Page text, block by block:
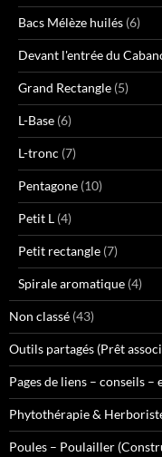
Bacs Mélèze huilés (6)
Devant l'entrée du
Grand Rectangle (5)
L-Base (6)
L-tronc (7)
Pentagone (10)
Petit L (4)
Petit rectangle (7)
Spirale aromatique (4)
Non classé (43)
Outils partagés (Prêt
Pages de liens – conseils –
Phytothérapie &
Poules – Poulailler